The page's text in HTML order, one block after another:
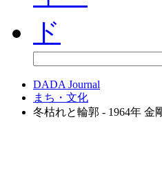
DADA Journal
まち・文化
冬枯れと輪郭 - 1964年 金